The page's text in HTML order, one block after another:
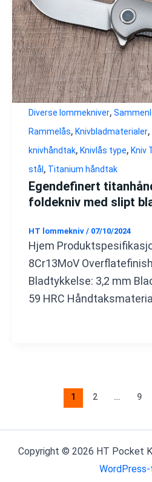
Diverse lommekniver,
Rammelås, Knivbladmaterialer,
knivhåndtak, Knivlås type, Kniv
stål , Titanium håndtak
Egendefinert
foldekniv med slipt
HT lommekniv / 07/10/2024
Hjem
8Cr13MoV
Bladtykkelse: 3,2 mm
59 HRC
1 2 … 9
Copyright © 2026 HT Pocket